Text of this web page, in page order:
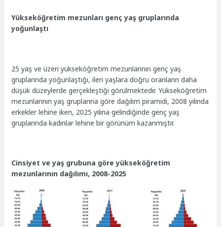
Yükseköğretim mezunları genç yaş gruplarında
yoğunlaştı
25 yaş ve üzeri yükseköğretim mezunlarının genç yaş
gruplarında yoğunlaştığı, ileri yaşlara doğru oranların daha
düşük düzeylerde gerçekleştiği görülmektedir. Yükseköğretim
mezunlarının yaş gruplarına göre dağılım piramidi, 2008 yılında
erkekler lehine iken, 2025 yılına gelindiğinde genç yaş
gruplarında kadınlar lehine bir görünüm kazanmıştır.
Cinsiyet ve yaş grubuna göre yükseköğretim
mezunlarının dağılımı, 2008-2025